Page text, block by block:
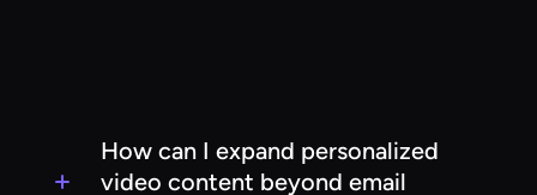
How can I expand personalized
video content beyond email